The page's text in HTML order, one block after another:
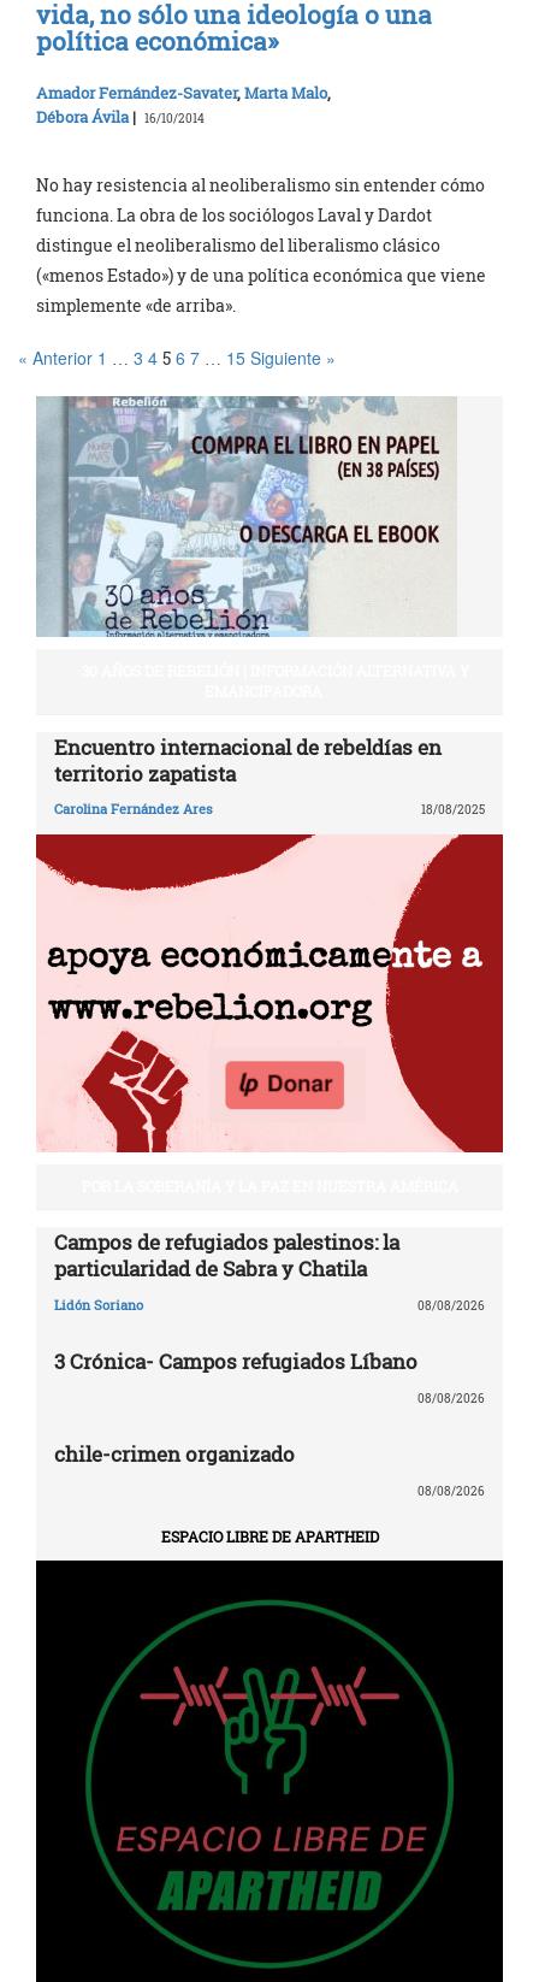
vida, no sólo una ideología o una
política económica»
Amador Fernández-Savater,Marta Malo,
Débora Ávila | 16/10/2014
No hay resistencia al neoliberalismo sin entender cómo
funciona. La obra de los sociólogos Laval y Dardot
distingue el neoliberalismo del liberalismo clásico
(«menos Estado») y de una política económica que viene
simplemente «de arriba».
« Anterior 1 … 3 4 5 6 7 … 15 Siguiente »
Encuentro internacional de rebeldías en
territorio zapatista
Carolina Fernández Ares 18/08/2025
Campos de refugiados palestinos: la
particularidad de Sabra y Chatila
Lidón Soriano 08/08/2026
3 Crónica- Campos refugiados Líbano
08/08/2026
chile-crimen organizado
08/08/2026
ESPACIO LIBRE DE APARTHEID